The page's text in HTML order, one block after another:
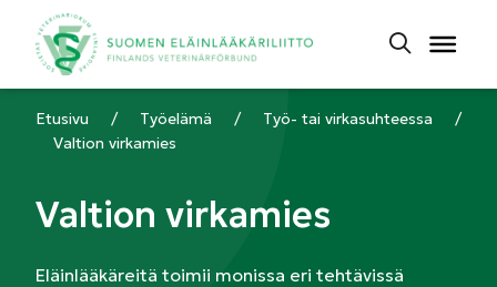
Etusivu / Työelämä / Työ- tai virkasuhteessa
/
Valtion virkamies
Valtion virkamies
Eläinlääkäreitä toimii monissa eri tehtävissä